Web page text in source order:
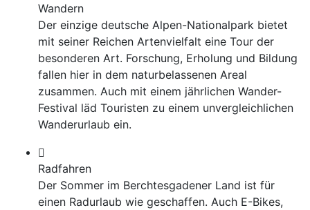
Wandern
Der einzige deutsche Alpen-Nationalpark bietet
mit seiner Reichen Artenvielfalt eine Tour der
besonderen Art. Forschung, Erholung und Bildung
fallen hier in dem naturbelassenen Areal
zusammen. Auch mit einem jährlichen Wander-
Festival läd Touristen zu einem unvergleichlichen
Wanderurlaub ein.
Radfahren
Der Sommer im Berchtesgadener Land ist für
einen Radurlaub wie geschaffen. Auch E-Bikes,